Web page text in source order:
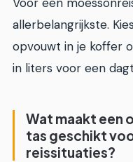
allerbelangrijkste.
opvouwt in je koffer
in liters voor een
Wat maakt een
tas geschikt
reissituaties?